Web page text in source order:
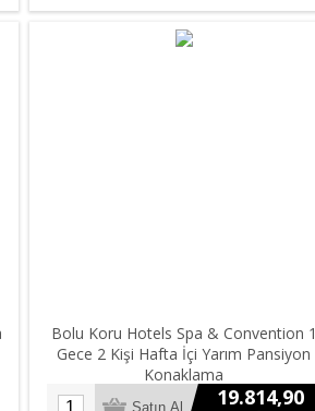
Bolu Koru Hotels Spa & Convention 1
Gece 2 Kişi Hafta İçi Yarım Pansiyon
Konaklama
19.814,90